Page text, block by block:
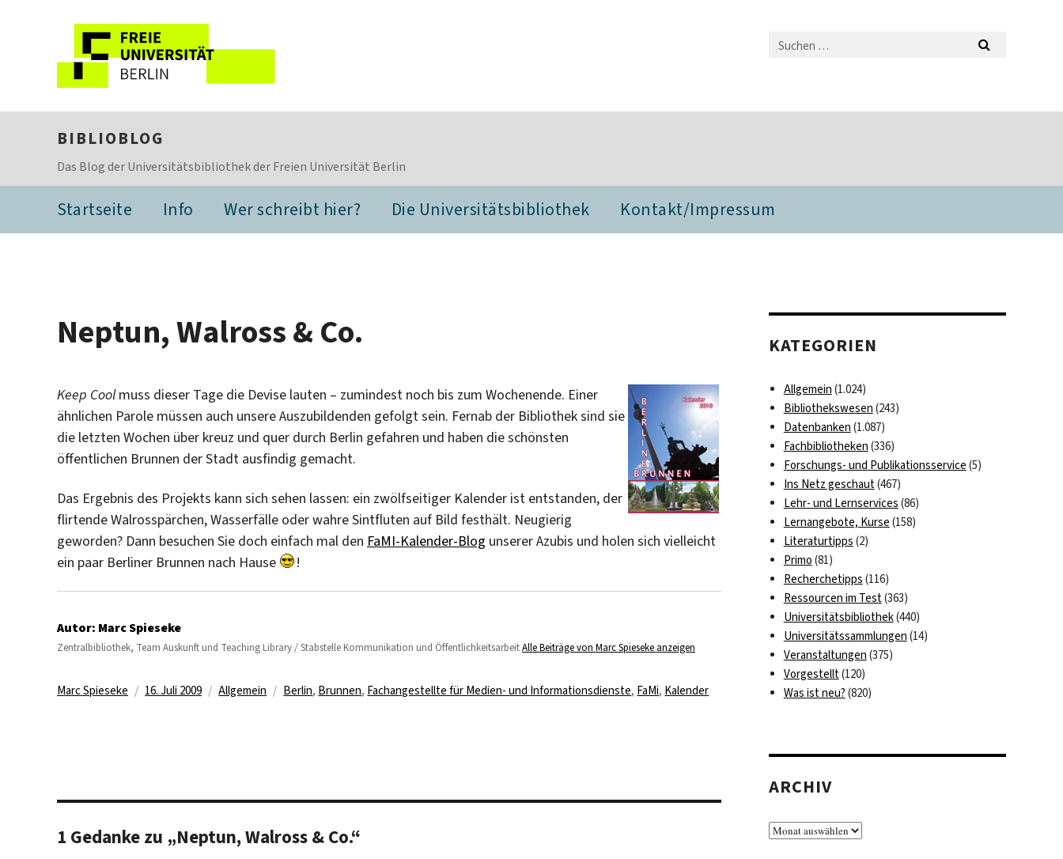
BIBLIOBLOG
Das Blog der Universitätsbibliothek der Freien Universität Berlin
Startseite Info Wer schreibt hier? Die Universitätsbibliothek Kontakt/Impressum
Neptun, Walross & Co.
Keep Coolmuss dieser Tage die Devise lauten – zumindest noch bis zum Wochenende. Einer
ähnlichen Parole müssen auch unsere Auszubildenden gefolgt sein. Fernab der Bibliothek sind sie
die letzten Wochen über kreuz und quer durch Berlin gefahren und haben die schönsten
öffentlichen Brunnen der Stadt ausfindig gemacht.
Das Ergebnis des Projekts kann sich sehen lassen: ein zwölfseitiger Kalender ist entstanden, der
flirtende Walrosspärchen, Wasserfälle oder wahre Sintfluten auf Bild festhält. Neugierig
geworden? Dann besuchen Sie doch einfach mal den FaMI-Kalender-Blog unserer Azubis und holen sich vielleicht
ein paar Berliner Brunnen nach Hause
!
Autor: Marc Spieseke
Zentralbibliothek, Team Auskunft und Teaching Library / Stabstelle Kommunikation und ÖffentlichkeitsarbeitAlle Beiträge von Marc Spieseke anzeigen
Autor
Marc Spieseke
Veröffentlicht
16. Juli 2009 Kategorien
Allgemein Schlagwörter
Berlin, Brunnen, Fachangestellte für Medien- und Informationsdienste, FaMi, Kalender
1 Gedanke zu „Neptun, Walross & Co.“
KATEGORIEN
Allgemein (1.024)
Bibliothekswesen (243)
Datenbanken (1.087)
Fachbibliotheken (336)
Forschungs- und Publikationsservice (5)
Ins Netz geschaut(467)
Lehr- und Lernservices (86)
Lernangebote, Kurse (158)
Literaturtipps (2)
Primo (81)
Recherchetipps (116)
Ressourcen im Test(363)
Universitätsbibliothek(440)
Universitätssammlungen (14)
Veranstaltungen (375)
Vorgestellt(120)
Was ist neu? (820)
ARCHIV
Archiv